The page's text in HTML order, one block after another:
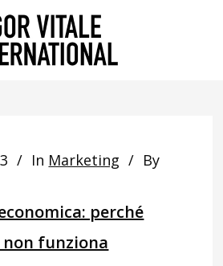
In Marketing By
perché
non funziona